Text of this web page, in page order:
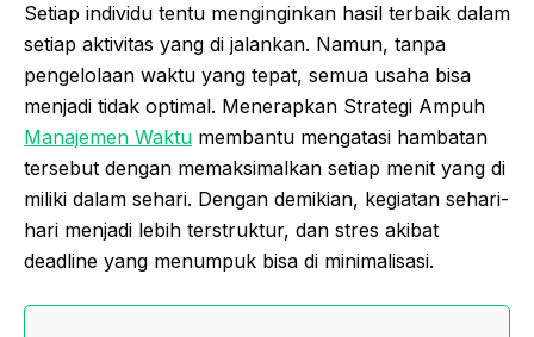
Setiap individu tentu menginginkan hasil terbaik dalam
setiap aktivitas yang di jalankan. Namun, tanpa
pengelolaan waktu yang tepat, semua usaha bisa
menjadi tidak optimal. Menerapkan Strategi Ampuh
Manajemen Waktu membantu mengatasi hambatan
tersebut dengan memaksimalkan setiap menit yang di
miliki dalam sehari. Dengan demikian, kegiatan sehari-
hari menjadi lebih terstruktur, dan stres akibat
deadline yang menumpuk bisa di minimalisasi.